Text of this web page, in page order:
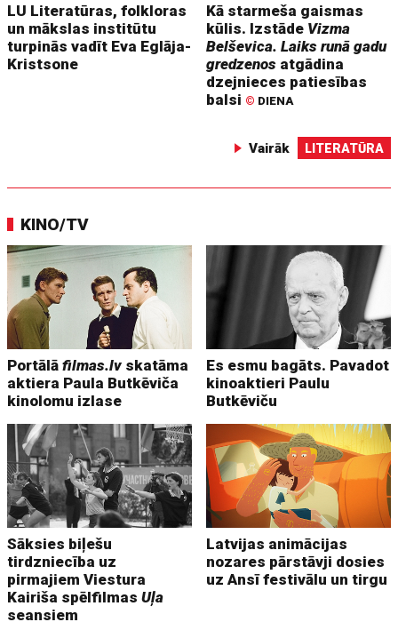
LU Literatūras, folkloras
un mākslas institūtu
turpinās vadīt Eva Eglāja-
Kristsone
Kā starmeša gaismas
kūlis. Izstāde Vizma
Belševica. Laiks runā gadu
gredzenos atgādina
dzejnieces patiesības
balsi © DIENA
Vairāk LITERATŪRA
KINO/TV
Portālāfilmas.lv skatāma
aktiera Paula Butkēviča
kinolomu izlase
Es esmu bagāts. Pavadot
kinoaktieri Paulu
Butkēviču
Sāksies biļešu
tirdzniecība uz
pirmajiem Viestura
Kairiša spēlfilmasUļa
seansiem
Latvijas animācijas
nozares pārstāvji dosies
uz Ansī festivālu un tirgu